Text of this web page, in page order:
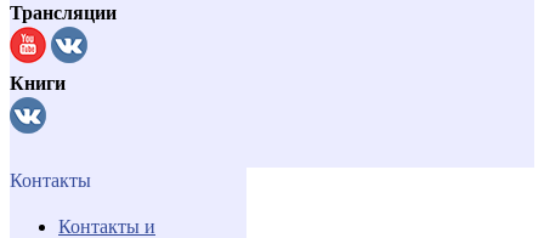
Трансляции
Книги
Контакты
Контакты и